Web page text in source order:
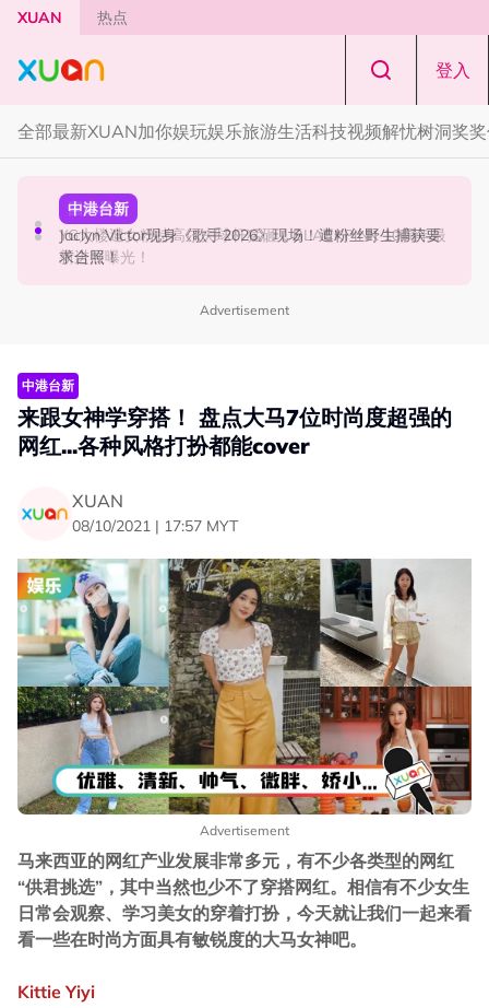
Skip to main content
XUAN 热点
登入
全部最新XUAN加你娱玩娱乐旅游生活科技视频解忧树洞奖
国际星闻
YG大楼遭女粉持高尔夫球杆猛砸！BLACKPINK 10周年最
新进展曝光！
中港台新
Jaclyn Victor现身《歌手2026》现场！遭粉丝野生捕获要
求合照！
节庆
知多点 | 2026 农历七月鬼门开！10 大禁忌宁可信其有 少
穿全黑、全白
Advertisement
中港台新
来跟女神学穿搭！ 盘点大马7位时尚度超强的
网红...各种风格打扮都能cover
XUAN
08/10/2021 | 17:57 MYT
Advertisement
马来西亚的网红产业发展非常多元，有不少各类型的网红
“供君挑选”，其中当然也少不了穿搭网红。相信有不少女生
日常会观察、学习美女的穿着打扮，今天就让我们一起来看
看一些在时尚方面具有敏锐度的大马女神吧。
Kittie Yiyi